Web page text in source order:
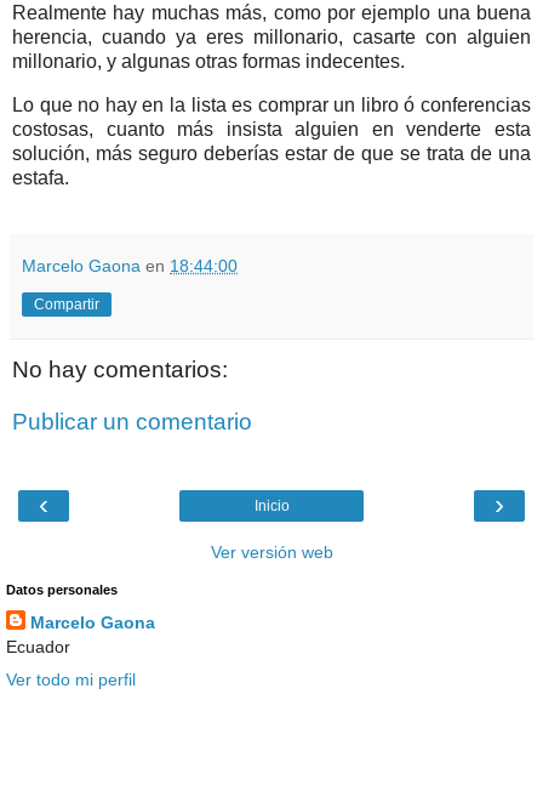
Realmente hay muchas más, como por ejemplo una buena
herencia, cuando ya eres millonario, casarte con alguien
millonario, y algunas otras formas indecentes.
Lo que no hay en la lista es comprar un libro ó conferencias
costosas, cuanto más insista alguien en venderte esta
solución, más seguro deberías estar de que se trata de una
estafa.
Marcelo Gaona en 18:44:00
Compartir
No hay comentarios:
Publicar un comentario
‹ ›
Inicio
Ver versión web
Datos personales
Marcelo Gaona
Ecuador
Ver todo mi perfil